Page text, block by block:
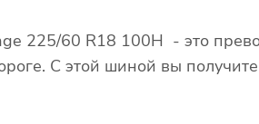
225/60 R18 100H - это
С этой шиной вы